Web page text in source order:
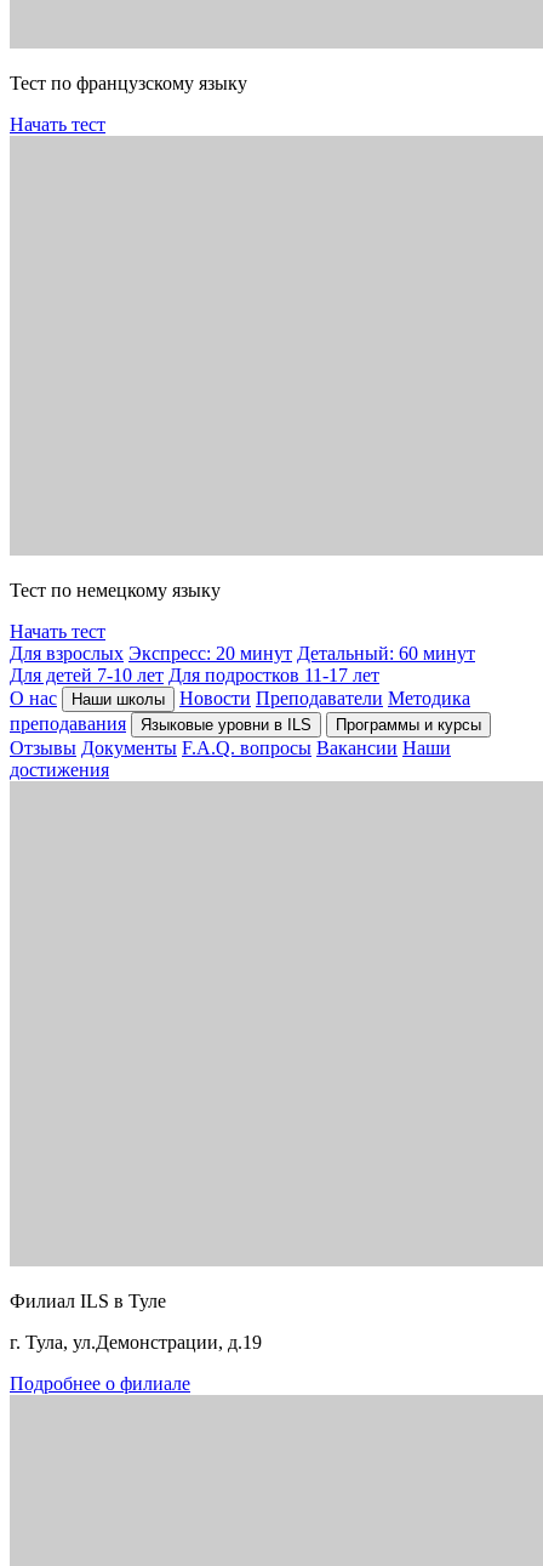
Тест по французскому языку
Начать тест
Тест по немецкому языку
Начать тест
Для взрослых Экспресс: 20 минут Детальный: 60 минут
Для детей 7-10 лет Для подростков 11-17 лет
О нас
Наши школы Новости Преподаватели Методика
преподавания
Языковые уровни в ILS Программы и курсы
Отзывы Документы F.A.Q. вопросы Вакансии Наши
достижения
Филиал ILS в Туле
г. Тула, ул.Демонстрации, д.19
Подробнее о филиале